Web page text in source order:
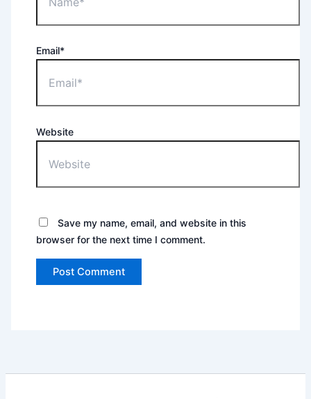
Email*
Website
Save my name, email, and website in this
browser for the next time I comment.